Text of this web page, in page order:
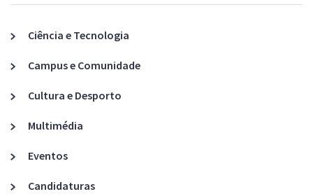
Ciência e Tecnologia
Campus e Comunidade
Cultura e Desporto
Multimédia
Eventos
Candidaturas